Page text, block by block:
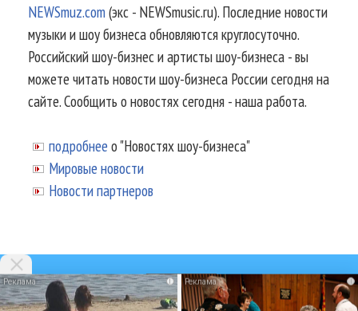
NEWSmuz.com(экс - NEWSmusic.ru). Последние новости
музыки и шоу бизнеса обновляются круглосуточно.
Российский шоу-бизнес и артисты шоу-бизнеса - вы
можете читать новости шоу-бизнеса России сегодня на
сайте. Сообщить о новостях сегодня - наша работа.
подробнее о "Новостях шоу-бизнеса"
Мировые новости
Новости партнеров
© 2002-2026.Информационное
i i